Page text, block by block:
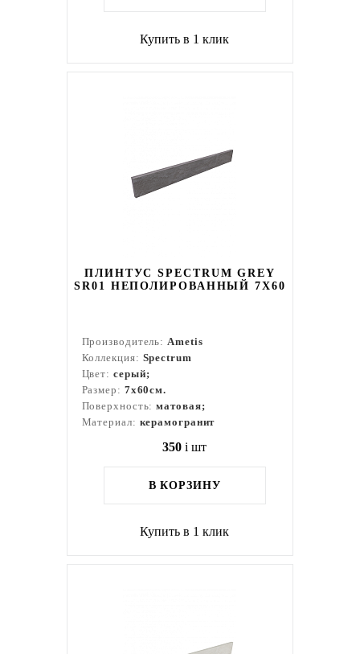
Купить в 1 клик
ПЛИНТУС SPECTRUM GREY
SR01 НЕПОЛИРОВАННЫЙ 7X60
Производитель:Ametis
Коллекция: Spectrum
Цвет: серый;
Размер: 7x60см.
Поверхность:матовая;
Материал: керамогранит
350 i шт
В КОРЗИНУ
Купить в 1 клик